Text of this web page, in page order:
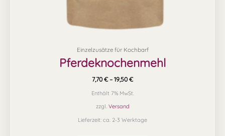
Einzelzusätze für Kochbarf
Pferdeknochenmehl
7,70€ – 19,50€
Enthält 7% MwSt.
zzgl. Versand
Lieferzeit: ca. 2-3 Werktage